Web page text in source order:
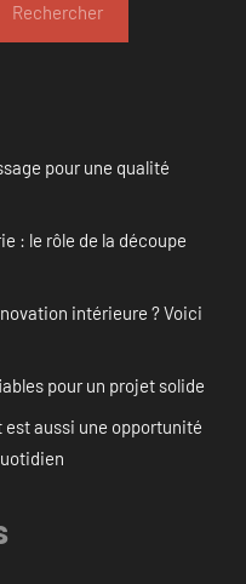
Rechercher
pour une qualité
: le rôle de la découpe
intérieure ? Voici
pour un projet solide
aussi une opportunité